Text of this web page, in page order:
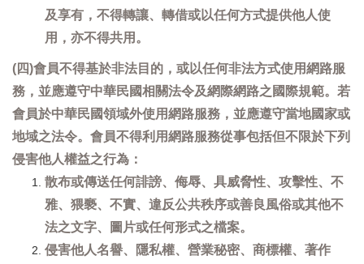
及享有，不得轉讓、轉借或以任何方式提供他人使
用，亦不得共用。
(四)會員不得基於非法目的，或以任何非法方式使用網路服
務，並應遵守中華民國相關法令及網際網路之國際規範。若
會員於中華民國領域外使用網路服務，並應遵守當地國家或
地域之法令。會員不得利用網路服務從事包括但不限於下列
侵害他人權益之行為：
散布或傳送任何誹謗、侮辱、具威脅性、攻擊性、不
雅、猥褻、不實、違反公共秩序或善良風俗或其他不
法之文字、圖片或任何形式之檔案。
侵害他人名譽、隱私權、營業秘密、商標權、著作